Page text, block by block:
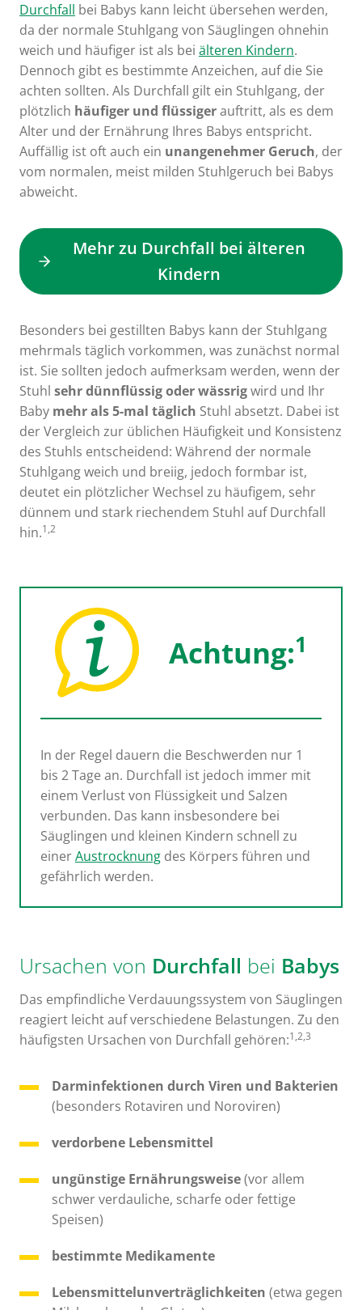
Durchfall bei Babys kann leicht übersehen werden,
da der normale Stuhlgang von Säuglingen ohnehin
weich und häufiger ist als bei älteren Kindern.
Dennoch gibt es bestimmte Anzeichen, auf die Sie
achten sollten. Als Durchfall gilt ein Stuhlgang, der
plötzlich häufiger und flüssigerauftritt, als es dem
Alter und der Ernährung Ihres Babys entspricht.
Auffällig ist oft auch ein unangenehmer Geruch, der
vom normalen, meist milden Stuhlgeruch bei Babys
abweicht.
Mehr zu Durchfall bei älteren
Kindern
Besonders bei gestillten Babys kann der Stuhlgang
mehrmals täglich vorkommen, was zunächst normal
ist. Sie sollten jedoch aufmerksam werden, wenn der
Stuhl sehr dünnflüssig oder wässrigwird und Ihr
Baby mehr als 5-mal täglich Stuhl absetzt. Dabei ist
der Vergleich zur üblichen Häufigkeit und Konsistenz
des Stuhls entscheidend: Während der normale
Stuhlgang weich und breiig, jedoch formbar ist,
deutet ein plötzlicher Wechsel zu häufigem, sehr
dünnem und stark riechendem Stuhl auf Durchfall
hin.1,2
Achtung:1
In der Regel dauern die Beschwerden nur 1
bis 2 Tage an. Durchfall ist jedoch immer mit
einem Verlust von Flüssigkeit und Salzen
verbunden. Das kann insbesondere bei
Säuglingen und kleinen Kindern schnell zu
einerAustrocknung des Körpers führen und
gefährlich werden.
Ursachen von Durchfall bei Babys
Das empfindliche Verdauungssystem von Säuglingen
reagiert leicht auf verschiedene Belastungen. Zu den
häufigsten Ursachen von Durchfall gehören:1,2,3
Darminfektionen durch Viren und Bakterien
(besonders Rotaviren und Noroviren)
verdorbene Lebensmittel
ungünstige Ernährungsweise(vor allem
schwer verdauliche, scharfe oder fettige
Speisen)
bestimmte Medikamente
Lebensmittelunverträglichkeiten (etwa gegen